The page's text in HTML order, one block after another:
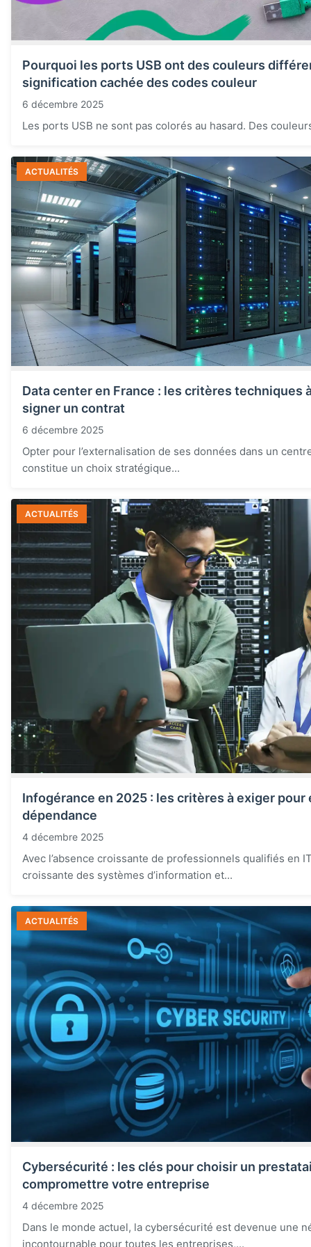
Pourquoi les ports USB ont des couleurs
signification cachée des codes couleur
6 décembre 2025
Les ports USB ne sont pas colorés au hasard. Des
ACTUALITÉS
Data center en France : les critères techniques
signer un contrat
6 décembre 2025
Opter pour l’externalisation de ses données dans un
constitue un choix stratégique...
ACTUALITÉS
Infogérance en 2025 : les critères à exiger pour
dépendance
4 décembre 2025
Avec l’absence croissante de professionnels qualifiés en
croissante des systèmes d’information et...
ACTUALITÉS
Cybersécurité : les clés pour choisir un
compromettre votre entreprise
4 décembre 2025
Dans le monde actuel, la cybersécurité est devenue une
incontournable pour toutes les entreprises,...